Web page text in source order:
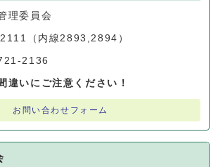
理委員会
（内線2893,2894）
2136
違いにご注意ください！
お問い合わせフォーム